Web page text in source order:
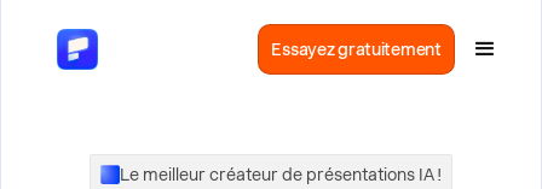
Essayez gratuitement
Le meilleur créateur de présentations IA !